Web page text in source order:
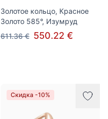
Золотое кольцо, Красное
Золото 585°, Изумруд
611.36 € 550.22 €
Скидка -10%